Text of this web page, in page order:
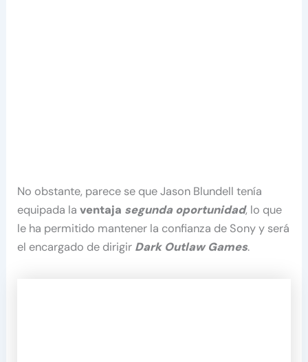
No obstante, parece se que Jason Blundell tenía
equipada laventaja segunda oportunidad, lo que
le ha permitido mantener la confianza de Sony y será
el encargado de dirigir Dark Outlaw Games.